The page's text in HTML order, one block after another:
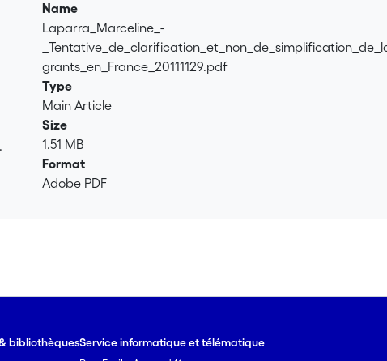
Name
Laparra_Marceline_-
grants_en_France_20111129.pdf
Type
Main Article
Size
1.51 MB
Format
Adobe PDF
bibliothèquesService informatique et télématique